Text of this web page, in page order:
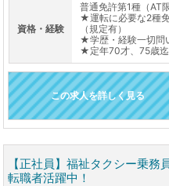
資格・経験
普通免許第1種（AT
★運転に必要な2種
（規定有）
★学歴・経験一切問
★定年70才、75歳迄
この求人を詳しく見る
【正社員】福祉タクシー乗
転職者活躍中！